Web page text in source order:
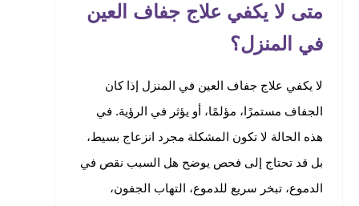
متى لا يكفي علاج جفاف العين
في المنزل؟
لا يكفي علاج جفاف العين في المنزل إذا كان
الجفاف مستمرًا، مؤلمًا، أو يؤثر في الرؤية. في
هذه الحالة لا تكون المشكلة مجرد انزعاج بسيط،
بل قد تحتاج إلى فحص يوضح هل السبب نقص في
الدموع، تبخر سريع للدموع، التهاب الجفون،